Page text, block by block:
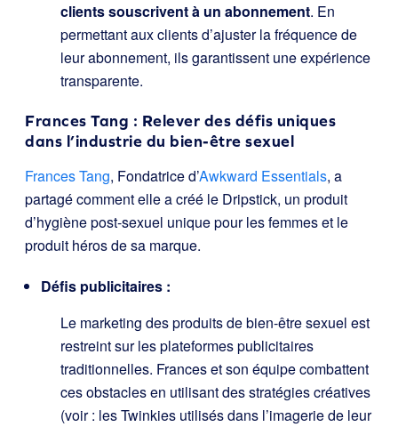
clients souscrivent à un abonnement. En
permettant aux clients d’ajuster la fréquence de
leur abonnement, ils garantissent une expérience
transparente.
Frances Tang : Relever des défis uniques
dans l’industrie du bien-être sexuel
Frances Tang, Fondatrice d’Awkward Essentials, a
partagé comment elle a créé le Dripstick, un produit
d’hygiène post-sexuel unique pour les femmes et le
produit héros de sa marque.
Défis publicitaires :
Le marketing des produits de bien-être sexuel est
restreint sur les plateformes publicitaires
traditionnelles. Frances et son équipe combattent
ces obstacles en utilisant des stratégies créatives
(voir : les Twinkies utilisés dans l’imagerie de leur